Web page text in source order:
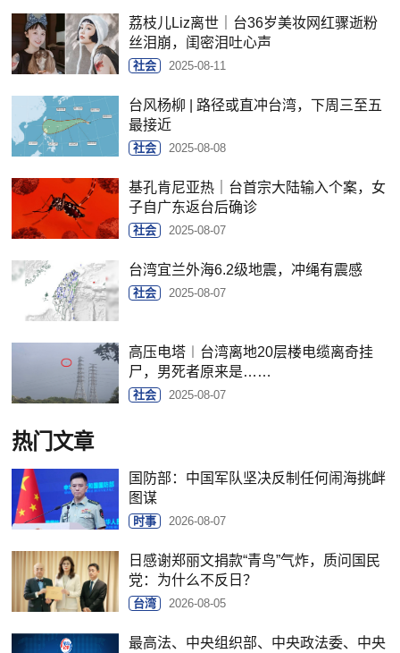
荔枝儿Liz离世｜台36岁美妆网红骤逝粉
丝泪崩，闺密泪吐心声
社会 2025-08-11
台风杨柳 | 路径或直冲台湾，下周三至五
最接近
社会 2025-08-08
基孔肯尼亚热｜台首宗大陆输入个案，女
子自广东返台后确诊
社会 2025-08-07
台湾宜兰外海6.2级地震，冲绳有震感
社会 2025-08-07
高压电塔︱台湾离地20层楼电缆离奇挂
尸，男死者原来是……
社会 2025-08-07
热门文章
国防部：中国军队坚决反制任何闹海挑衅
图谋
时事 2026-08-07
日感谢郑丽文捐款“青鸟”气炸，质问国民
党：为什么不反日？
台湾 2026-08-05
最高法、中央组织部、中央政法委、中央